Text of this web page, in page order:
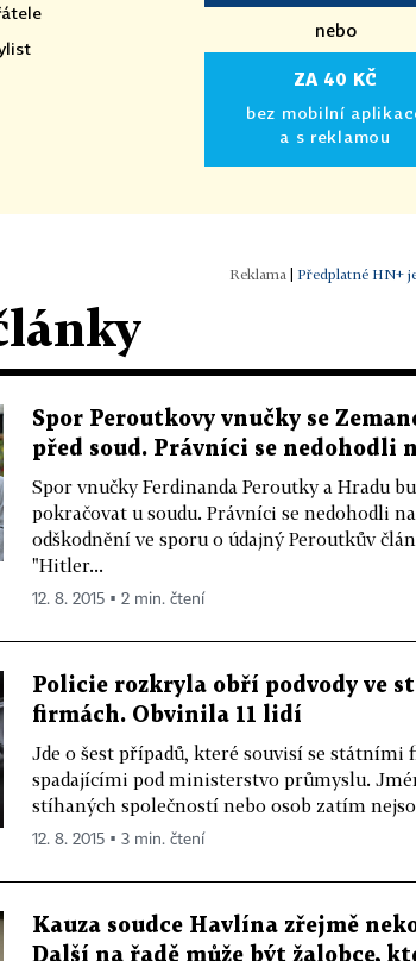
nebo
ZA 40 KČ
bez mobilní
a s reklamou
| Předplatné HN+
Spor Peroutkovy vnučky se
před soud. Právníci se nedohodli
Spor vnučky Ferdinanda Peroutky a Hradu
pokračovat u soudu. Právníci se nedohodli na
odškodnění ve sporu o údajný Peroutkův
"Hitler...
12. 8. 2015 ▪ 2 min. čtení
Policie rozkryla obří podvody ve
firmách. Obvinila 11 lidí
Jde o šest případů, které souvisí se státními
spadajícími pod ministerstvo průmyslu.
stíhaných společností nebo osob zatím
12. 8. 2015 ▪ 3 min. čtení
Kauza soudce Havlína zřejmě
Další na řadě může být žalobce,